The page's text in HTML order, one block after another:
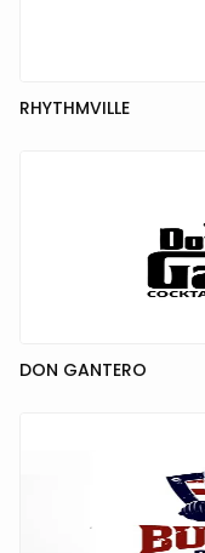
RHYTHMVILLE
DON GANTERO